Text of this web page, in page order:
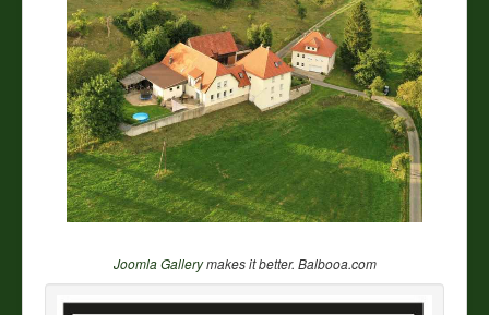
Joomla Gallerymakes it better. Balbooa.com